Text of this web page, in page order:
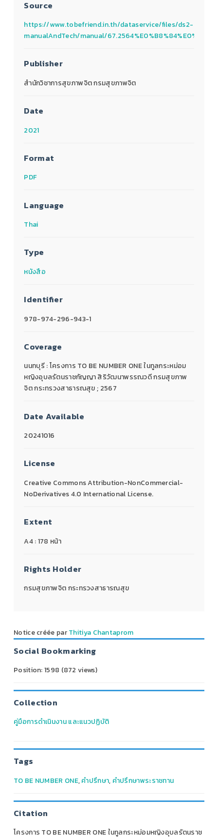
Source
https://www.tobefriend.in.th/dataservice/files/ds2-
manualAndTech/manual/
Publisher
สำนักวิชาการสุขภาพจิต กรมสุขภาพจิต
Date
2021
Format
PDF
Language
Thai
Type
หนังสือ
Identifier
978-974-296-943-1
Coverage
นนทบุรี : โครงการ TO BE NUMBER ONE ในทูลกระหม่อม
หญิงอุบลรัตนราชกัญญา สิริวัฒนาพรรณวดี กรมสุขภาพ
จิต กระทรวงสาธารณสุข ; 2567
Date Available
20241016
License
Creative Commons Attribution-NonCommercial-
NoDerivatives 4.0 International License.
Extent
A4 : 178 หน้า
Rights Holder
กรมสุขภาพจิต กระทรวงสาธารณสุข
Notice créée parThitiya Chantaprom
Social Bookmarking
Position:1598 (872 views)
Collection
คู่มือการดำเนินงาน และแนวปฏิบัติ
Tags
TO BE NUMBER ONE,คำปรึกษา, คำปรึกษาพระราชทาน
Citation
โครงการ TO BE NUMBER ONE ในทูลกระหม่อมหญิงอุบลรัตนราช